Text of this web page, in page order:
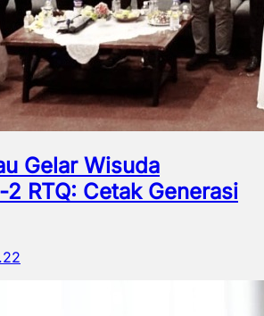
Gelar Wisuda
RTQ: Cetak Generasi